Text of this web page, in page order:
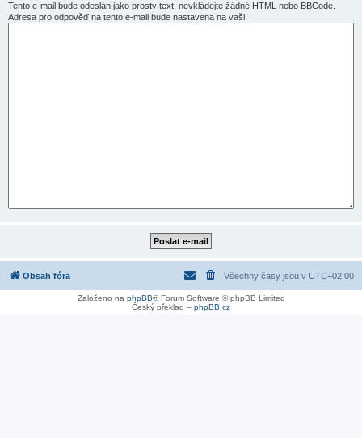
Tento e-mail bude odeslán jako prostý text, nevkládejte žádné HTML nebo BBCode.
Adresa pro odpověď na tento e-mail bude nastavena na vaši.
Obsah fóra Všechny časy jsou v UTC+02:00
Založeno na phpBB® Forum Software © phpBB Limited
Český překlad – phpBB.cz